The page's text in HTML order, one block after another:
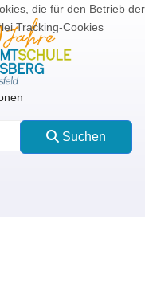
Suchen
die für den Betrieb der
Tracking-Cookies